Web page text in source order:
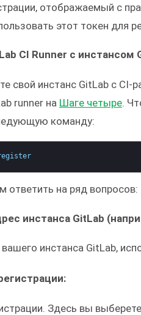
отображаемый с
этот токен для
CI Runner с инстансом
свой инстанс GitLab с CI-
runner на Шаге четыре .
команду:
ответить на ряд вопросов:
инстанса GitLab
инстанса GitLab,
Здесь вы